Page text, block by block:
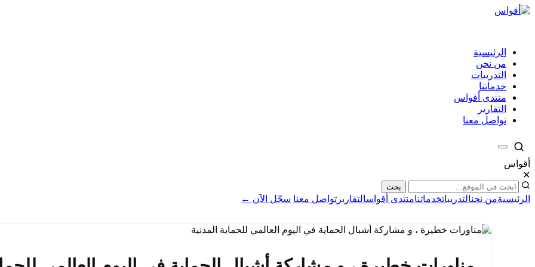
الرئيسية
من نحن
التدريبات
خدماتنا
منتدى أقواس
التقارير
تواصل معنا
أقواس
✕
بحث
الرئيسيةمن نحنالتدريباتخدماتنامنتدى أقواسالتقارير تواصل معنا سجّل الآن ←